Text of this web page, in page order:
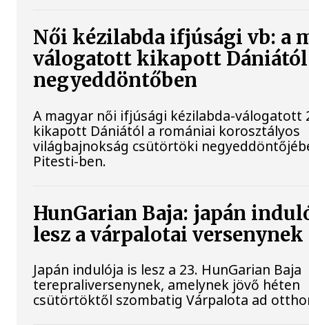
Női kézilabda ifjúsági vb: a
válogatott kikapott Dániától
negyeddöntőben
A magyar női ifjúsági kézilabda-válogatott
kikapott Dániától a romániai korosztályos
világbajnokság csütörtöki
Pitesti-ben.
HunGarian Baja: japán
lesz a várpalotai versenynek
Japán indulója is lesz a 23. HunGarian Baja
terepraliversenynek, amelynek jövő héten
csütörtöktől szombatig Várpalota ad